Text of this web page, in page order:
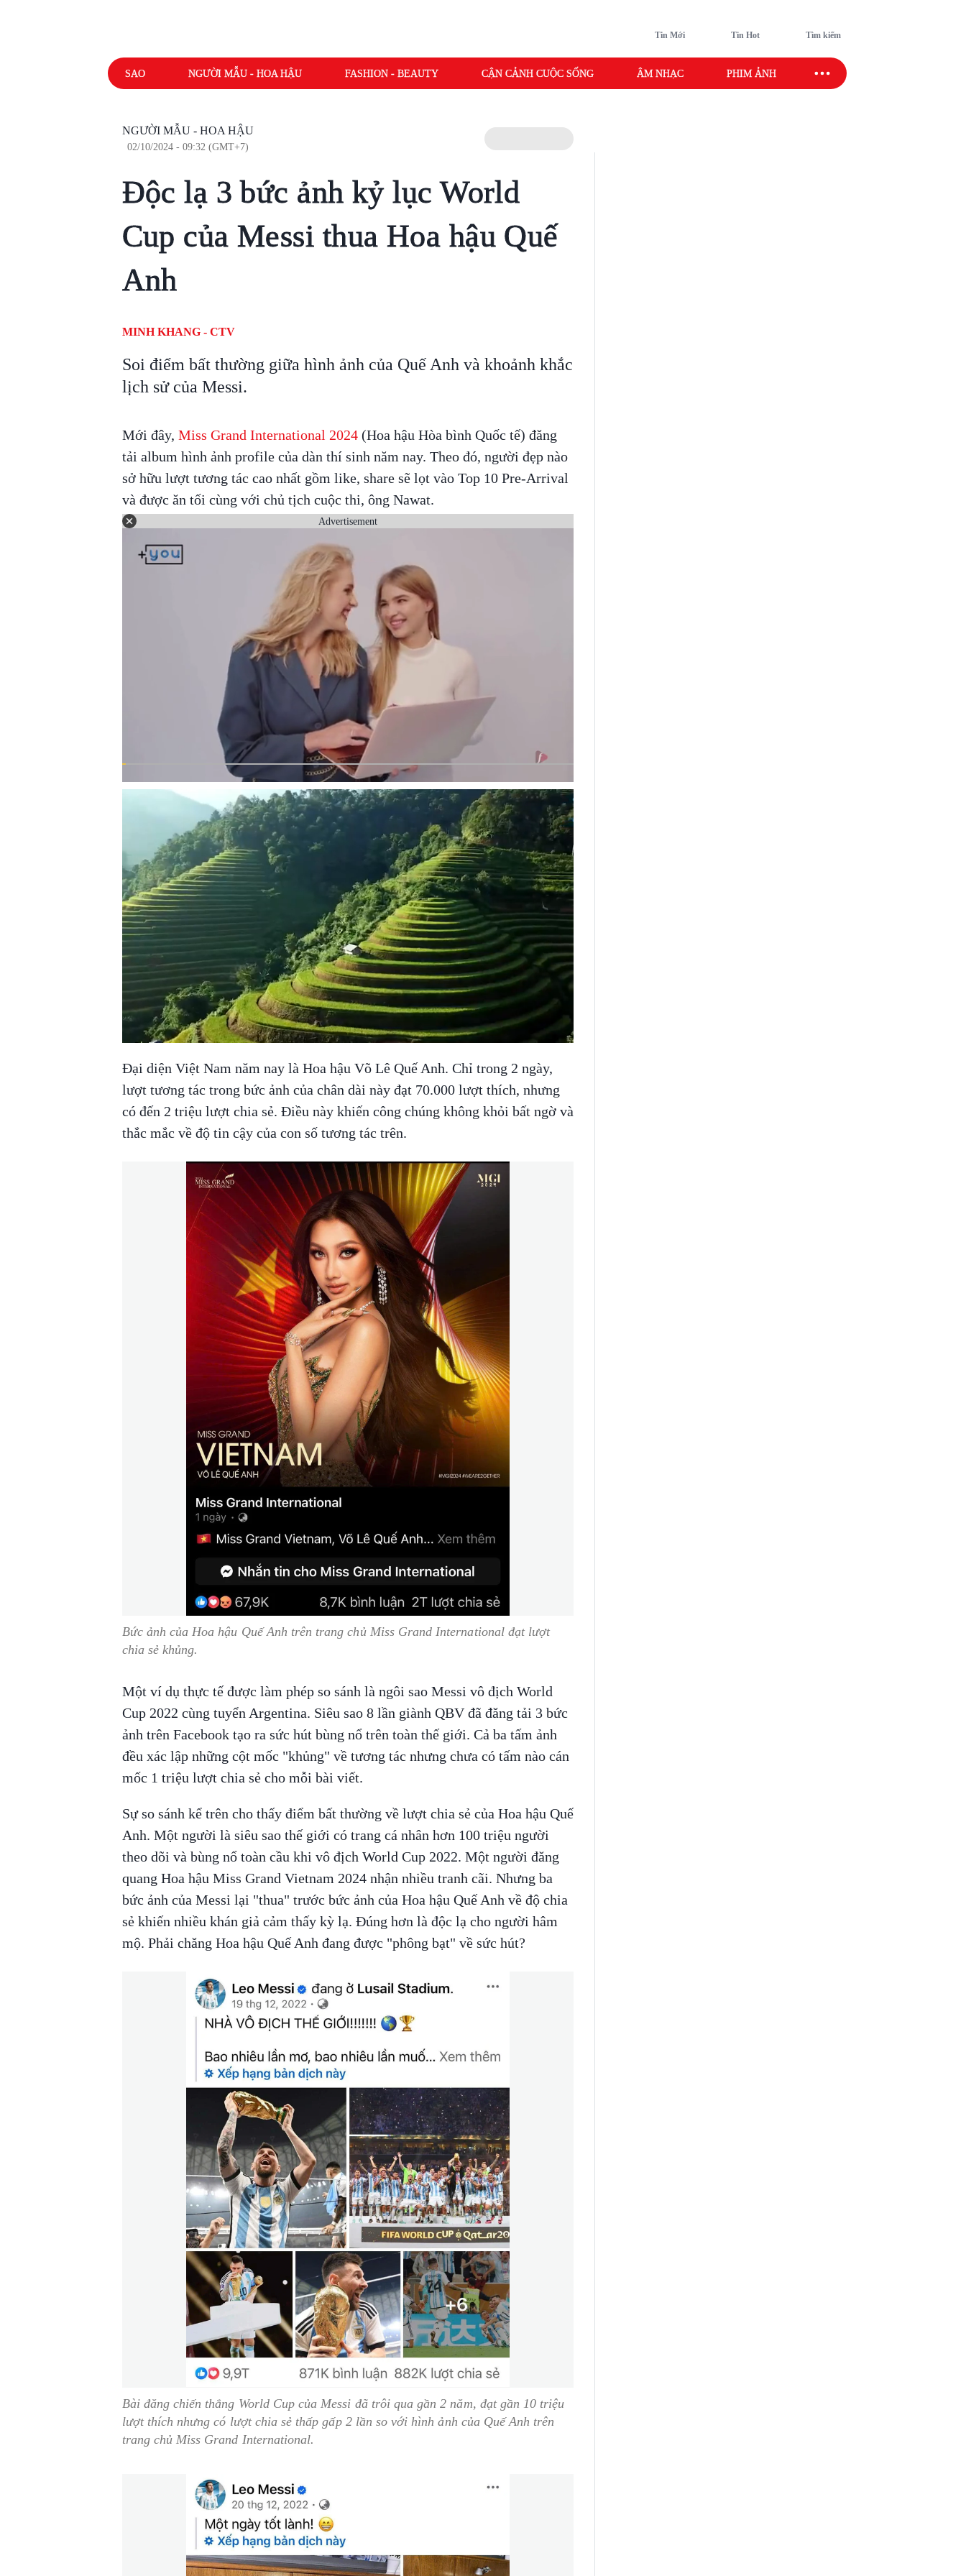
Tin Mới Tin Hot Tìm kiếm
SAO NGƯỜI MẪU - HOA HẬU FASHION - BEAUTY CẬN CẢNH CUỘC SỐNG ÂM NHẠC PHIM ẢNH SAO SPORT
NGƯỜI MẪU - HOA HẬU
02/10/2024 - 09:32 (GMT+7)
Độc lạ 3 bức ảnh kỷ lục World
Cup của Messi thua Hoa hậu Quế
Anh
MINH KHANG - CTV
Soi điểm bất thường giữa hình ảnh của Quế Anh và khoảnh khắc
lịch sử của Messi.
Mới đây, Miss Grand International 2024 (Hoa hậu Hòa bình Quốc tế) đăng
tải album hình ảnh profile của dàn thí sinh năm nay. Theo đó, người đẹp nào
sở hữu lượt tương tác cao nhất gồm like, share sẽ lọt vào Top 10 Pre-Arrival
và được ăn tối cùng với chủ tịch cuộc thi, ông Nawat.
Advertisement
Đại diện Việt Nam năm nay là Hoa hậu Võ Lê Quế Anh. Chỉ trong 2 ngày,
lượt tương tác trong bức ảnh của chân dài này đạt 70.000 lượt thích, nhưng
có đến 2 triệu lượt chia sẻ. Điều này khiến công chúng không khỏi bất ngờ và
thắc mắc về độ tin cậy của con số tương tác trên.
Bức ảnh của Hoa hậu Quế Anh trên trang chủ Miss Grand International đạt lượt
chia sẻ khủng.
Một ví dụ thực tế được làm phép so sánh là ngôi sao Messi vô địch World
Cup 2022 cùng tuyển Argentina. Siêu sao 8 lần giành QBV đã đăng tải 3 bức
ảnh trên Facebook tạo ra sức hút bùng nổ trên toàn thế giới. Cả ba tấm ảnh
đều xác lập những cột mốc "khủng" về tương tác nhưng chưa có tấm nào cán
mốc 1 triệu lượt chia sẻ cho mỗi bài viết.
Sự so sánh kể trên cho thấy điểm bất thường về lượt chia sẻ của Hoa hậu Quế
Anh. Một người là siêu sao thế giới có trang cá nhân hơn 100 triệu người
theo dõi và bùng nổ toàn cầu khi vô địch World Cup 2022. Một người đăng
quang Hoa hậu Miss Grand Vietnam 2024 nhận nhiều tranh cãi. Nhưng ba
bức ảnh của Messi lại "thua" trước bức ảnh của Hoa hậu Quế Anh về độ chia
sẻ khiến nhiều khán giả cảm thấy kỳ lạ. Đúng hơn là độc lạ cho người hâm
mộ. Phải chăng Hoa hậu Quế Anh đang được "phông bạt" về sức hút?
Bài đăng chiến thắng World Cup của Messi đã trôi qua gần 2 năm, đạt gần 10 triệu
lượt thích nhưng có lượt chia sẻ thấp gấp 2 lần so với hình ảnh của Quế Anh trên
trang chủ Miss Grand International.